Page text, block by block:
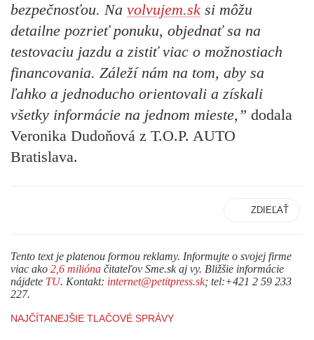
bezpečnosťou. Na volvujem.sk si môžu
detailne pozrieť ponuku, objednať sa na
testovaciu jazdu a zistiť viac o možnostiach
financovania. Záleží nám na tom, aby sa
ľahko a jednoducho orientovali a získali
všetky informácie na jednom mieste,” dodala
Veronika Dudoňová z T.O.P. AUTO
Bratislava.
ZDIEĽAŤ
Tento text je platenou formou reklamy. Informujte o svojej firme
viac ako 2,6 milióna čitateľov Sme.sk aj vy. Bližšie informácie
nájdete TU. Kontakt: internet@petitpress.sk; tel:+421 2 59 233
227.
NAJČÍTANEJŠIE TLAČOVÉ SPRÁVY